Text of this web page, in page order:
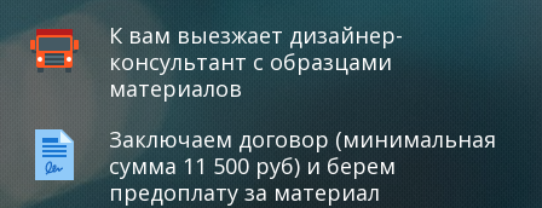
К вам выезжает дизайнер-
консультант с образцами
материалов
Заключаем договор (минимальная
сумма 11 500 руб) и берем
предоплату за материал